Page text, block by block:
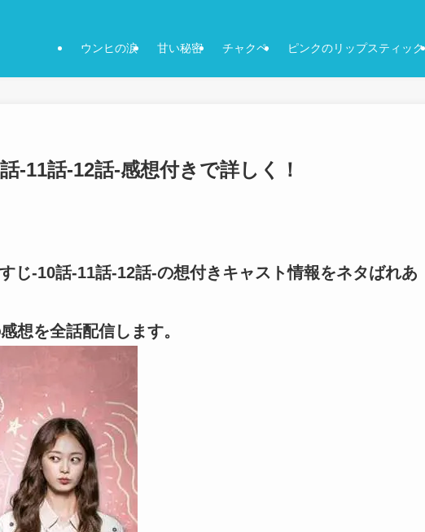
ウンヒの涙 甘い秘密 チャクペ ピンクのリップスティック
-11話-12話-感想付きで詳しく！
じ-10話-11話-12話-の想付きキャスト情報をネタばれあ
想を全話配信します。